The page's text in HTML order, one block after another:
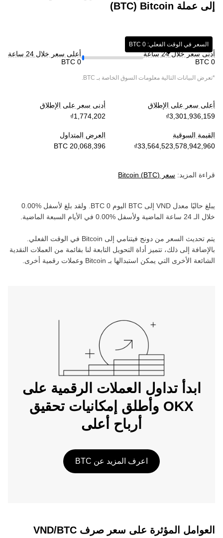
إلى عملة ‏Bitcoin (‏BTC)
أدنى سعر خلال 24 ساعة
السعر في الوقت الفعلي: ‏‎0‏ BTC‏
أعلى سعر خلال 24 ساعة
*تعرض البيانات التالية معلومات السوق الخاصة بـ BTC
.
أعلى سعر على الإطلاق
أدنى سعر على الإطلاق
القيمة السوقية
العرض المتداول
قراءة المزيد: سعر Bitcoin (BTC)
يبلغ حاليًا معدل VND إلى BTC اليوم 0
BTC . ولقد بلغ لأسفل
خلال الـ 24 ساعة الماضية و
لأسفل في الأيام السبعة الماضية.
يتم تحديث السعر من دونج فيتنامي إلى Bitcoin في الوقت الفعلي.
بالإضافة إلى ذلك، تتميز أداة التحويل التابعة لنا بقائمة من العملات النقدية
الشائعة الأخرى التي يمكن استبدالها بـ Bitcoin وعملات رقمية أخرى.
ابدأ تداول العملات الرقمية على
OKX وأطلق إمكانيات تحقيق
أرباح أعلى
اعرف المزيد عن BTC
العوامل المؤثرة على سعر صرف VND/BTC